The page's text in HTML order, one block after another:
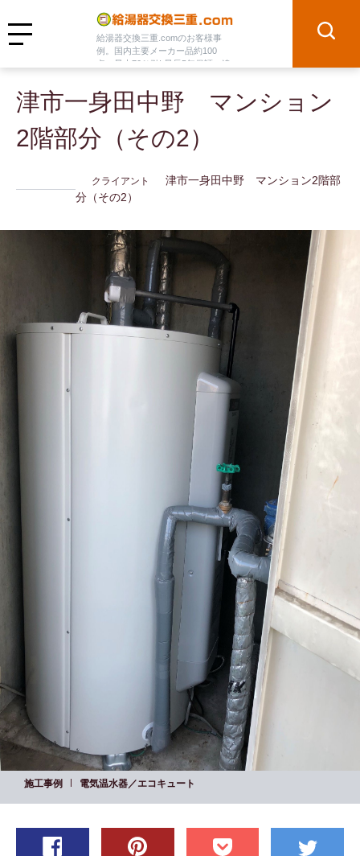
給湯器交換三重.comのお客様事
例。国内主要メーカー品約100
点、最大70％引! 最長5年保証、追
MENU
津市一身田中野 マンション
2階部分（その2）
クライアント
津市一身田中野 マンション2階部
分（その2）
施工事例 電気温水器／エコキュート